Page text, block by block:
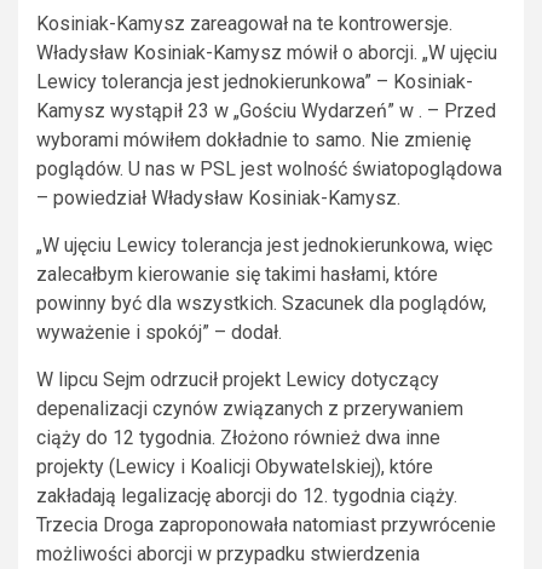
Kosiniak-Kamysz zareagował na te kontrowersje.
Władysław Kosiniak-Kamysz mówił o aborcji. „W ujęciu
Lewicy tolerancja jest jednokierunkowa” – Kosiniak-
Kamysz wystąpił 23 w „Gościu Wydarzeń” w . – Przed
wyborami mówiłem dokładnie to samo. Nie zmienię
poglądów. U nas w PSL jest wolność światopoglądowa
– powiedział Władysław Kosiniak-Kamysz.
„W ujęciu Lewicy tolerancja jest jednokierunkowa, więc
zalecałbym kierowanie się takimi hasłami, które
powinny być dla wszystkich. Szacunek dla poglądów,
wyważenie i spokój” – dodał.
W lipcu Sejm odrzucił projekt Lewicy dotyczący
depenalizacji czynów związanych z przerywaniem
ciąży do 12 tygodnia. Złożono również dwa inne
projekty (Lewicy i Koalicji Obywatelskiej), które
zakładają legalizację aborcji do 12. tygodnia ciąży.
Trzecia Droga zaproponowała natomiast przywrócenie
możliwości aborcji w przypadku stwierdzenia